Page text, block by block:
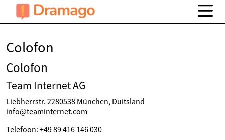
Colofon
Colofon
Team Internet AG
Liebherrstr. 2280538 München, Duitsland
info@teaminternet.com
Telefoon: +49 89 416 146 030